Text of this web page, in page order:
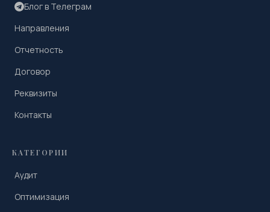
Блог в Телеграм
Направления
Отчетность
Договор
Реквизиты
Контакты
КАТЕГОРИИ
Аудит
Оптимизация